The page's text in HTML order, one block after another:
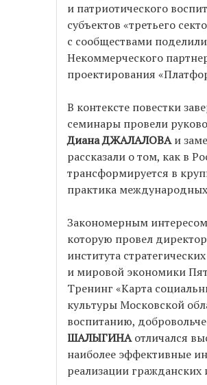
и патриотического
субъектов «третьего
с сообществами
Некоммерческого
проектирования
В контексте повестки
семинары провели
Диана ДЖАЛАЛОВАи
рассказали о том, как в
трансформируется в
практика
Закономерным интересом
которую провел
института
и мировой экономики
Тренинг «Карта
культуры Московской
воспитанию,
ШАЛЫГИНАотличался
наиболее эффективные
реализации гражданских